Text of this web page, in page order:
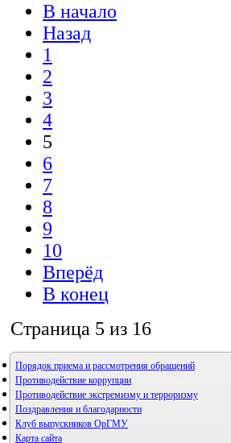
В начало
Назад
1
2
3
4
5
6
7
8
9
10
Вперёд
В конец
Страница 5 из 16
Порядок приема и рассмотрения обращений
Противодействие коррупции
Противодействие экстремизму и терроризму
Поздравления и благодарности
Клуб выпускников ОрГМУ
Карта сайта